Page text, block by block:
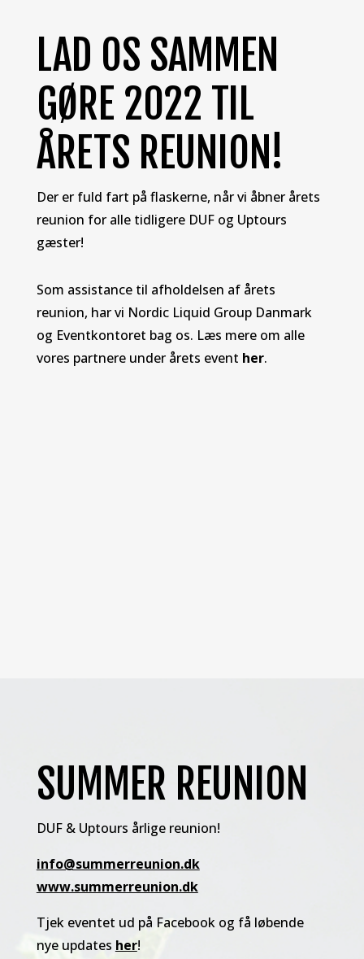
LAD OS SAMMEN
GØRE 2022 TIL
ÅRETS REUNION!
Der er fuld fart på flaskerne, når vi åbner årets
reunion for alle tidligere DUF og Uptours
gæster!
Som assistance til afholdelsen af årets
reunion, har vi Nordic Liquid Group Danmark
og Eventkontoret bag os. Læs mere om alle
vores partnere under årets event her.
SUMMER REUNION
DUF & Uptours årlige reunion!
info@summerreunion.dk
www.summerreunion.dk
Tjek eventet ud på Facebook og få løbende
nye updates her!